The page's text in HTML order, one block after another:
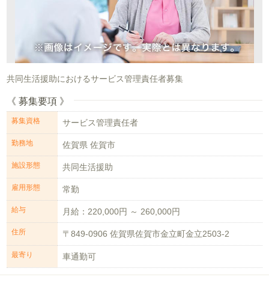
共同生活援助におけるサービス管理責任者募集
《 募集要項 》
募集資格 サービス管理責任者
勤務地 佐賀県 佐賀市
施設形態 共同生活援助
雇用形態 常勤
給与 月給：220,000円 ～ 260,000円
住所 〒849-0906 佐賀県佐賀市金立町金立2503-2
最寄り 車通勤可